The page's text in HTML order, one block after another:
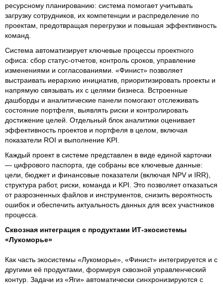
ресурсному планированию: система помогает учитывать
загрузку сотрудников, их компетенции и распределение по
проектам, предотвращая перегрузки и повышая эффективность
команд.
Система автоматизирует ключевые процессы проектного
офиса: сбор статус-отчетов, контроль сроков, управление
изменениями и согласованиями. «Финист» позволяет
выстраивать иерархию инициатив, приоритизировать проекты и
напрямую связывать их с целями бизнеса. Встроенные
дашборды и аналитические панели помогают отслеживать
состояние портфеля, выявлять риски и контролировать
достижение целей. Отдельный блок аналитики оценивает
эффективность проектов и портфеля в целом, включая
показатели ROI и выполнение KPI.
Каждый проект в системе представлен в виде единой карточки
— цифрового паспорта, где собраны все ключевые данные:
цели, бюджет и финансовые показатели (включая NPV и IRR),
структура работ, риски, команда и KPI. Это позволяет отказаться
от разрозненных файлов и инструментов, снизить вероятность
ошибок и обеспечить актуальность данных для всех участников
процесса.
Сквозная интеграция с продуктами ИТ-экосистемы
«Лукоморье»
Как часть экосистемы «Лукоморье», «Финист» интегрируется и с
другими её продуктами, формируя сквозной управленческий
контур. Задачи из «Яги» автоматически синхронизируются с